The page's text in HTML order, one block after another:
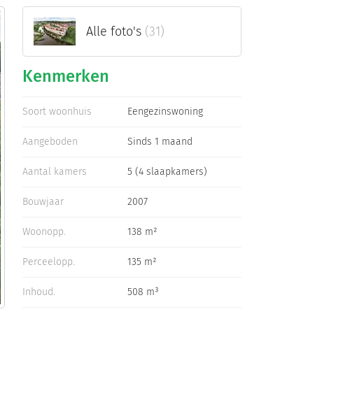
Alle foto's (31)
Kenmerken
Soort woonhuis Eengezinswoning
Aangeboden Sinds 1 maand
Aantal kamers 5 (4 slaapkamers)
Bouwjaar 2007
Woonopp. 138 m²
Perceelopp. 135 m²
Inhoud. 508 m³